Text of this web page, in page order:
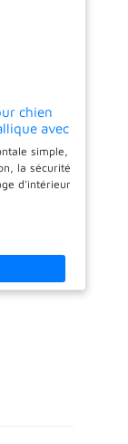
chien
avec
x l 33 x H
simple,
la sécurité
d'intérieur
inclus
fiable
rangement
pour